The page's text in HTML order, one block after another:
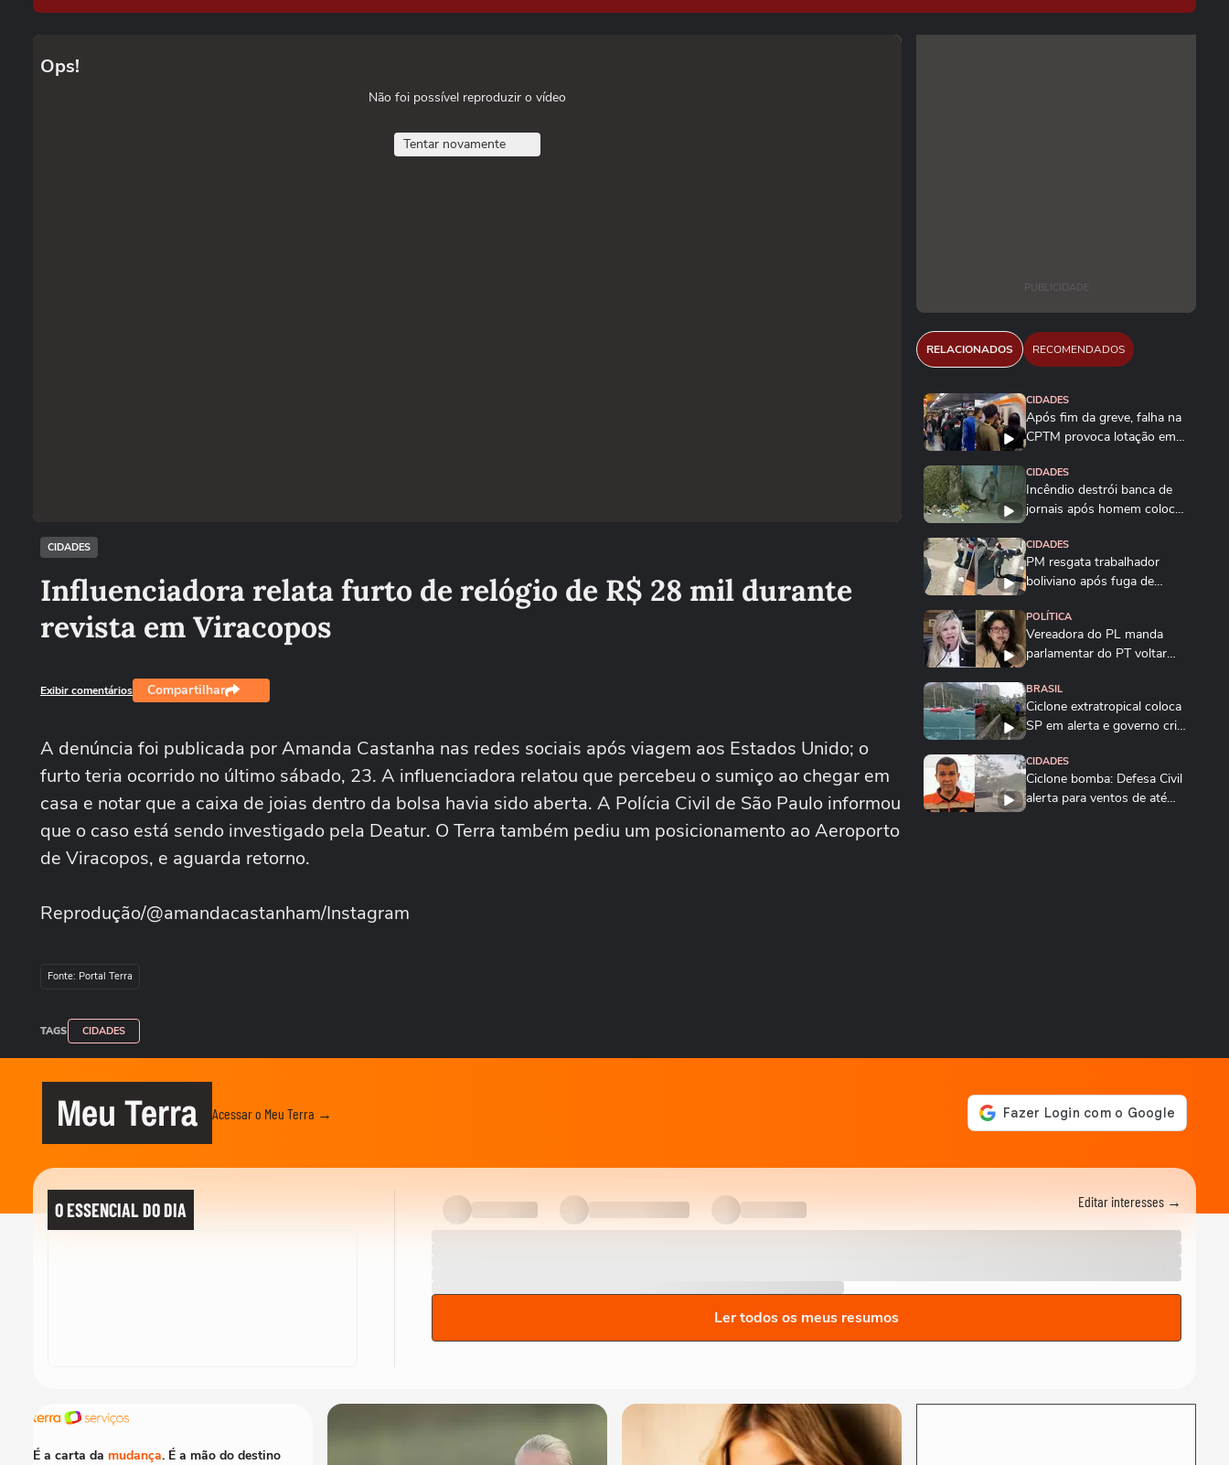
Ops!
Não foi possível reproduzir o vídeo
Tentar novamente
CIDADES
Influenciadora relata furto de relógio de R$ 28 mil durante
revista em Viracopos
Exibir comentários Compartilhar
A denúncia foi publicada por Amanda Castanha nas redes sociais após viagem aos Estados Unido; o
furto teria ocorrido no último sábado, 23. A influenciadora relatou que percebeu o sumiço ao chegar em
casa e notar que a caixa de joias dentro da bolsa havia sido aberta. A Polícia Civil de São Paulo informou
que o caso está sendo investigado pela Deatur. O Terra também pediu um posicionamento ao Aeroporto
de Viracopos, e aguarda retorno.
Reprodução/@amandacastanham/Instagram
Fonte: Portal Terra
TAGS CIDADES
PUBLICIDADE
RELACIONADOS RECOMENDADOS
CIDADES
Após fim da greve, falha na
CPTM provoca lotação em
CIDADES
Incêndio destrói banca de
jornais após homem colocar
CIDADES
PM resgata trabalhador
boliviano após fuga de
POLÍTICA
Vereadora do PL manda
parlamentar do PT voltar
BRASIL
Ciclone extratropical coloca
SP em alerta e governo cria
CIDADES
Ciclone bomba: Defesa Civil
alerta para ventos de até
nesta quarta-feira
NOTÍCIAS
Greve na CPTM: ferroviários
decidem manter paralisação
‘Caminhão-pipa de bençãos’:
NOTÍCIAS
Meu Terra Acessar o Meu Terra →
O ESSENCIAL DO DIA Editar interesses →
Ler todos os meus resumos
É a carta da mudança. É a mão do destino